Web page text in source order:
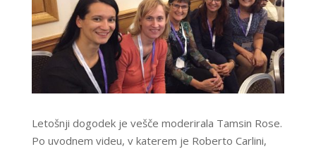
Letošnji dogodek je vešče moderirala Tamsin Rose.
Po uvodnem videu, v katerem je Roberto Carlini,